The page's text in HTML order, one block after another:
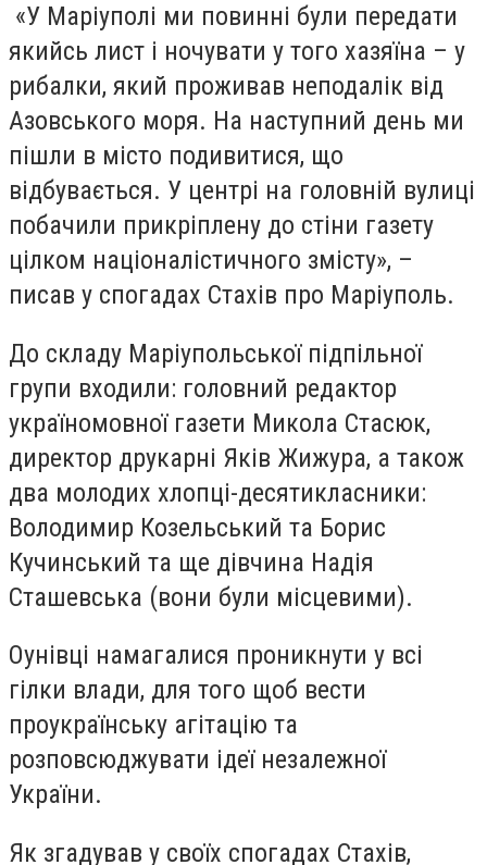
«У Маріуполі ми повинні були передати
якийсь лист і ночувати у того хазяїна – у
рибалки, який проживав неподалік від
Азовського моря. На наступний день ми
пішли в місто подивитися, що
відбувається. У центрі на головній вулиці
побачили прикріплену до стіни газету
цілком націоналістичного змісту», –
писав у спогадах Стахів про Маріуполь.
До складу Маріупольської підпільної
групи входили: головний редактор
україномовної газети Микола Стасюк,
директор друкарні Яків Жижура, а також
два молодих хлопці-десятикласники:
Володимир Козельський та Борис
Кучинський та ще дівчина Надія
Сташевська (вони були місцевими).
Оунівці намагалися проникнути у всі
гілки влади, для того щоб вести
проукраїнську агітацію та
розповсюджувати ідеї незалежної
України.
Як згадував у своїх спогадах Стахів,